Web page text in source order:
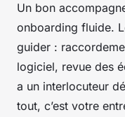
Un bon
onboarding fluide.
guider :
logiciel, revue des
a un interlocuteur
tout, c’est votre